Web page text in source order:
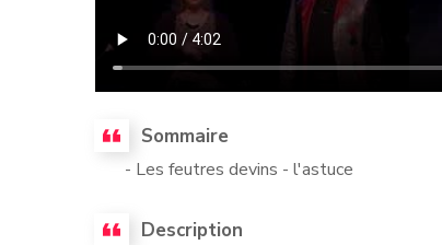
Sommaire
- Les feutres devins - l'astuce
Description